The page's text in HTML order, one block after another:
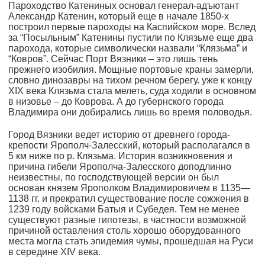
Пароходство Катениных основал генерал-адъютант
Александр Катенин, который еще в начале 1850-х
построил первые пароходы на Каспийском море. Вслед
за “Посыльным” Катенины пустили по Клязьме еще два
парохода, которые символически назвали “Клязьма” и
“Ковров”. Сейчас Порт Вязники – это лишь тень
прежнего изобилия. Мощные портовые краны замерли,
словно динозавры на тихом речном берегу. уже к концу
XIX века Клязьма стала мелеть, суда ходили в основном
в низовье – до Коврова. А до губернского города
Владимира они добирались лишь во время половодья.
Город Вязники ведет историю от древнего города-
крепости Ярополч-Залесский, который располагался в
5 км ниже по р. Клязьма. История возникновения и
причина гибели Ярополча-Залесского доподлинно
неизвестны, по господствующей версии он был
основан князем Ярополком Владимировичем в 1135—
1138 гг. и прекратил существование после сожжения в
1239 году войсками Батыя и Субедея. Тем не менее
существуют разные гипотезы, в частности возможной
причиной оставления столь хорошо оборудованного
места могла стать эпидемия чумы, прошедшая на Руси
в середине XIV века.